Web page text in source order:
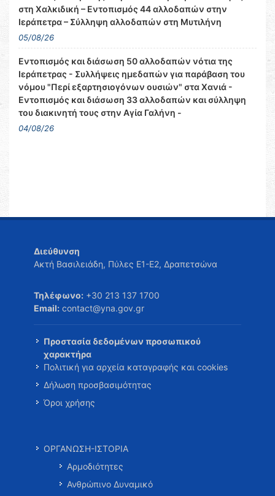
στη Χαλκιδική – Εντοπισμός 44 αλλοδαπών στην
Ιεράπετρα – Σύλληψη αλλοδαπών στη Μυτιλήνη
05/08/26
Εντοπισμός και διάσωση 50 αλλοδαπών νότια της
Ιεράπετρας - Συλλήψεις ημεδαπών για παράβαση του
νόμου "Περί εξαρτησιογόνων ουσιών" στα Χανιά -
Εντοπισμός και διάσωση 33 αλλοδαπών και σύλληψη
του διακινητή τους στην Αγία Γαλήνη -
04/08/26
Διεύθυνση
Ακτή Βασιλειάδη, Πύλες Ε1-Ε2, Δραπετσώνα
Τηλέφωνο: +30 213 137 1700
Email: contact@yna.gov.gr
Προστασία δεδομένων προσωπικού
χαρακτήρα
Πολιτική για αρχεία καταγραφής και cookies
Δήλωση προσβασιμότητας
Όροι χρήσης
ΟΡΓΑΝΩΣΗ-ΙΣΤΟΡΙΑ
Αρμοδιότητες
Ανθρώπινο Δυναμικό